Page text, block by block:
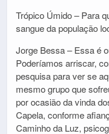
Trópico Úmido – Para
sangue da população
Jorge Bessa – Essa é
Poderíamos arriscar,
pesquisa para ver se
mesmo grupo que
por ocasião da vinda
Capela, conforme
Caminho da Luz,